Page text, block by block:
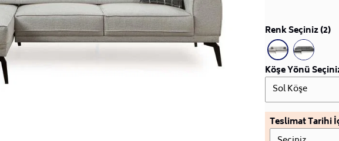
Renk Seçiniz (2)
Köşe Yönü
Sol Köşe
Teslimat Tarihi